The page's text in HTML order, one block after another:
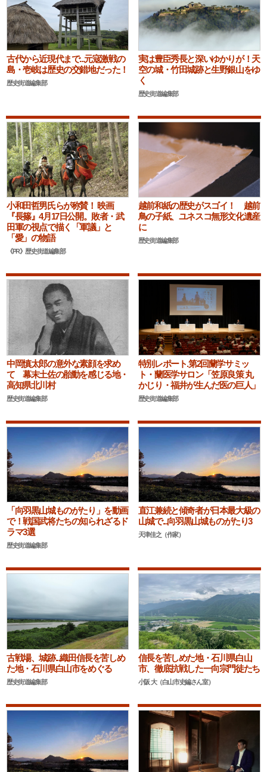
古代から近現代まで...元寇激戦の
島・壱岐は歴史の交錯地だった！
歴史街道編集部
実は豊臣秀長と深いゆかりが！天
空の城・竹田城跡と生野銀山をゆ
く
歴史街道編集部
小和田哲男氏らが称賛！ 映画
『長篠』4月17日公開。敗者・武
田軍の視点で描く「軍議」と
「愛」の物語
《PR》歴史街道編集部
越前和紙の歴史がスゴイ！ 越前
鳥の子紙、ユネスコ無形文化遺産
に
歴史街道編集部
中岡慎太郎の意外な素顔を求め
て 幕末土佐の胎動を感じる地・
高知県北川村
歴史街道編集部
特別レポート.第2回蘭学サミッ
ト・蘭医学サロン「笠原良策 丸
かじり・福井が生んだ医の巨人」
歴史街道編集部
「向羽黒山城ものがたり」を動画
で！戦国武将たちの知られざるド
ラマ3選
歴史街道編集部
直江兼続と傾奇者が日本最大級の
山城で...向羽黒山城ものがたり3
天津佳之（作家）
古戦場、城跡...織田信長を苦しめ
た地・石川県白山市をめぐる
歴史街道編集部
信長を苦しめた地・石川県白山
市、徹底抗戦した一向宗門徒たち
小阪 大（白山市史編さん室）